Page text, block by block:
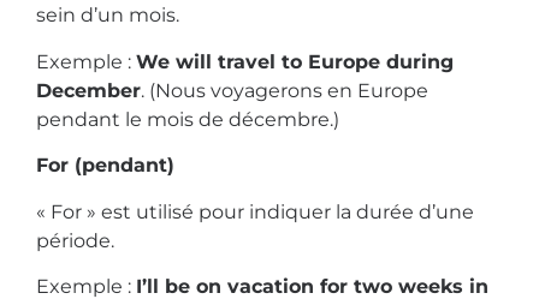
sein d’un mois.
Exemple : We will travel to Europe during
December. (Nous voyagerons en Europe
pendant le mois de décembre.)
For (pendant)
« For » est utilisé pour indiquer la durée d’une
période.
Exemple : I’ll be on vacation for two weeks in